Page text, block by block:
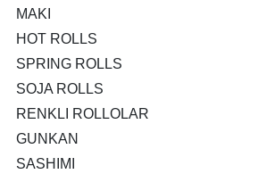
MAKI
HOT ROLLS
SPRING ROLLS
SOJA ROLLS
RENKLI ROLLOLAR
GUNKAN
SASHIMI